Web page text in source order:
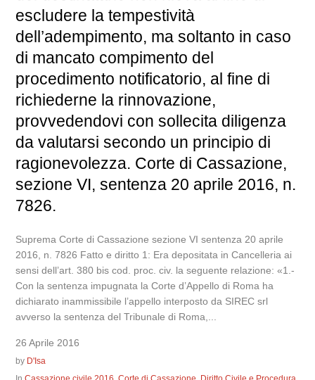
escludere la tempestività
dell’adempimento, ma soltanto in caso
di mancato compimento del
procedimento notificatorio, al fine di
richiederne la rinnovazione,
provvedendovi con sollecita diligenza
da valutarsi secondo un principio di
ragionevolezza. Corte di Cassazione,
sezione VI, sentenza 20 aprile 2016, n.
7826.
Suprema Corte di Cassazione sezione VI sentenza 20 aprile
2016, n. 7826 Fatto e diritto 1: Era depositata in Cancelleria ai
sensi dell’art. 380 bis cod. proc. civ. la seguente relazione: «1.-
Con la sentenza impugnata la Corte d’Appello di Roma ha
dichiarato inammissibile l’appello interposto da SIREC srl
avverso la sentenza del Tribunale di Roma,...
26 Aprile 2016
by D'Isa